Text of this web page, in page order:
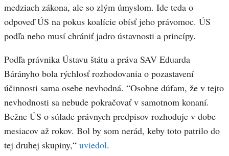
medziach zákona, ale so zlým úmyslom. Ide teda o
odpoveď ÚS na pokus koalície obísť jeho právomoc. ÚS
podľa neho musí chrániť jadro ústavnosti a princípy.
Podľa právnika Ústavu štátu a práva SAV Eduarda
Bárányho bola rýchlosť rozhodovania o pozastavení
účinnosti sama osebe nevhodná. “Osobne dúfam, že v tejto
nevhodnosti sa nebude pokračovať v samotnom konaní.
Bežne ÚS o súlade právnych predpisov rozhoduje v dobe
mesiacov až rokov. Bol by som nerád, keby toto patrilo do
tej druhej skupiny,“ uviedol.